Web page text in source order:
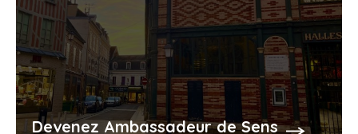
Devenez Ambassadeur de Sens